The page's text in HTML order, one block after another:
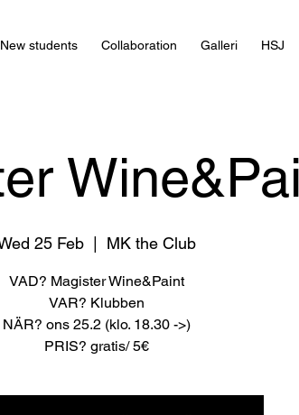
New students Collaboration Galleri HSJ
25 Feb MK the Club
VAD? Magister Wine&Paint
VAR? Klubben
NÄR? ons 25.2 (klo. 18.30 ->)
PRIS? gratis/ 5€